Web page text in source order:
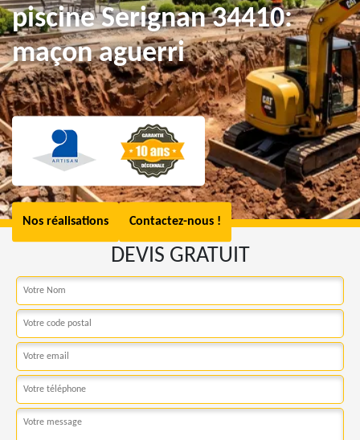
piscine Serignan 34410:
maçon aguerri
Nos réalisations Contactez-nous !
DEVIS GRATUIT